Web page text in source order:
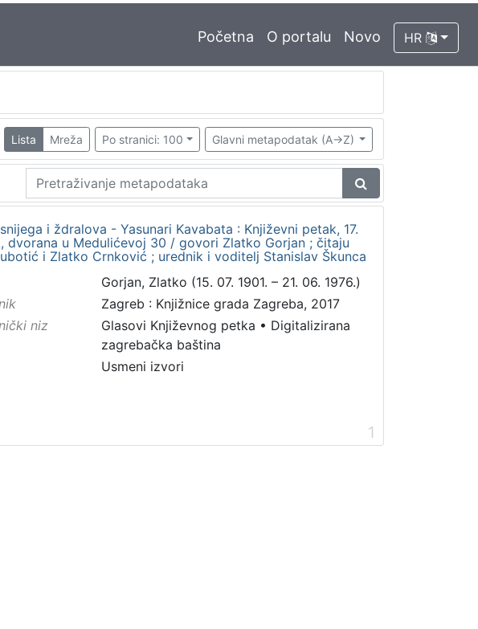
Početna O portalu Novo HR
Lista Mreža Po stranici: 100 Glavni metapodatak (A->Z)
i ždralova - Yasunari Kavabata : Književni petak, 17.
dvorana u Medulićevoj 30 / govori Zlatko Gorjan ; čitaju
i Zlatko Crnković ; urednik i voditelj Stanislav Škunca
Gorjan, Zlatko (15. 07. 1901. – 21. 06. 1976.)
Zagreb : Knjižnice grada Zagreba, 2017
niz
Glasovi Književnog petka • Digitalizirana
zagrebačka baština
Usmeni izvori
1